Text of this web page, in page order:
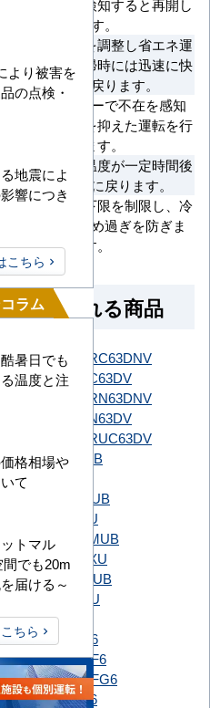
停止し、人を検知すると再開し
ます。
不在時に温度を調整し省エネ運
転を実施。復帰時には迅速に快
適温度に戻ります。
人検知センサーで不在を感知
し、消費電力を抑えた運転を行
います。
変更した設定温度が一定時間後
に自動で元に戻ります。
設定温度の上下限を制限し、冷
やし過ぎや暖め過ぎを防ぎま
す。
比較される商品
SSRC63DNV
SSRC63DV
SSRN63DNV
SSRN63DV
SSRUC63DV
ZRMP63G6
ZRMP63GF6
ZRMP63HBF6
ZRMP63HBFG6
ZRMP63HF6
より被害を
の点検・
地震によ
響につき
こちら
ラム
暑日でも
温度と注
格相場や
て
トマル
でも20m
届ける～
ちら